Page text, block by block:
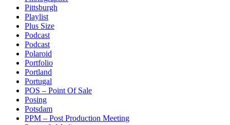
Pittsburgh
Playlist
Plus Size
Podcast
Podcast
Polaroid
Portfolio
Portland
Portugal
POS – Point Of Sale
Posing
Potsdam
PPM – Post Production Meeting